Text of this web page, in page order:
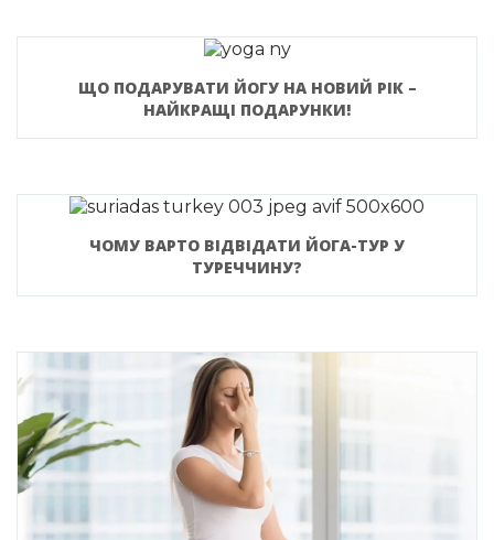
ЩО ПОДАРУВАТИ ЙОГУ НА НОВИЙ РІК –
НАЙКРАЩІ ПОДАРУНКИ!
ЧОМУ ВАРТО ВІДВІДАТИ ЙОГА-ТУР У
ТУРЕЧЧИНУ?